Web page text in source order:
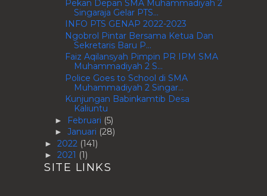
Pekan Depan SMA Muhammadiyah 2
Singaraja Gelar PTS...
INFO PTS GENAP 2022-2023
Ngobrol Pintar Bersama Ketua Dan
Sekretaris Baru P...
Faiz Aqilansyah Pimpin PR IPM SMA
Muhammadiyah 2 S...
Police Goes to School di SMA
Muhammadiyah 2 Singar...
Kunjungan Babinkamtib Desa
Kaliuntu
► Februari (5)
► Januari (28)
► 2022 (141)
► 2021 (1)
SITE LINKS